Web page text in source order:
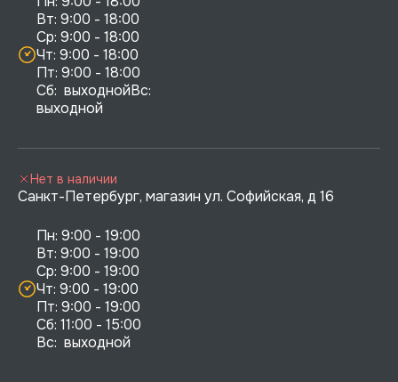
Вт: 9:00 - 18:00
Ср: 9:00 - 18:00
Чт: 9:00 - 18:00
Пт: 9:00 - 18:00
Сб:  выходнойВс:
выходной
Санкт-Петербург, магазин ул. Софийская, д 16
Пн: 9:00 - 19:00
Вт: 9:00 - 19:00
Ср: 9:00 - 19:00
Чт: 9:00 - 19:00
Пт: 9:00 - 19:00
Сб: 11:00 - 15:00
Вс:  выходной
Нет в наличии